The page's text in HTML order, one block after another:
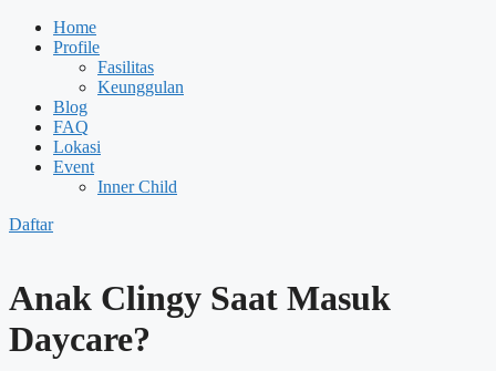
Home
Profile
Fasilitas
Keunggulan
Blog
FAQ
Lokasi
Event
Inner Child
Daftar
Anak Clingy Saat Masuk
Daycare?